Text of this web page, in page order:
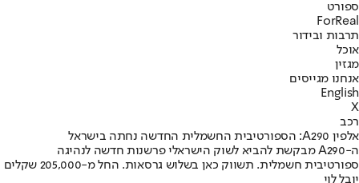
ספורט
ForReal
תרבות ובידור
אוכל
מגזין
אנחנו מגייסים
English
X
רכב
אלפין A290: הספורטיבית החשמלית החדשה נחתה בישראל
ה-A290 מבקשת להביא לשוק הישראלי פרשנות חדשה לנהיגה
ספורטיבית חשמלית. תשווק כאן בשלוש גרסאות. החל מ-205,000 שקלים
יובל לוי